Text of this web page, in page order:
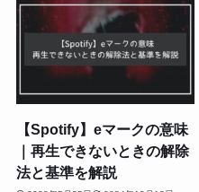
【Spotify】eマークの意味
｜再生できないときの解除
法と基準を解説